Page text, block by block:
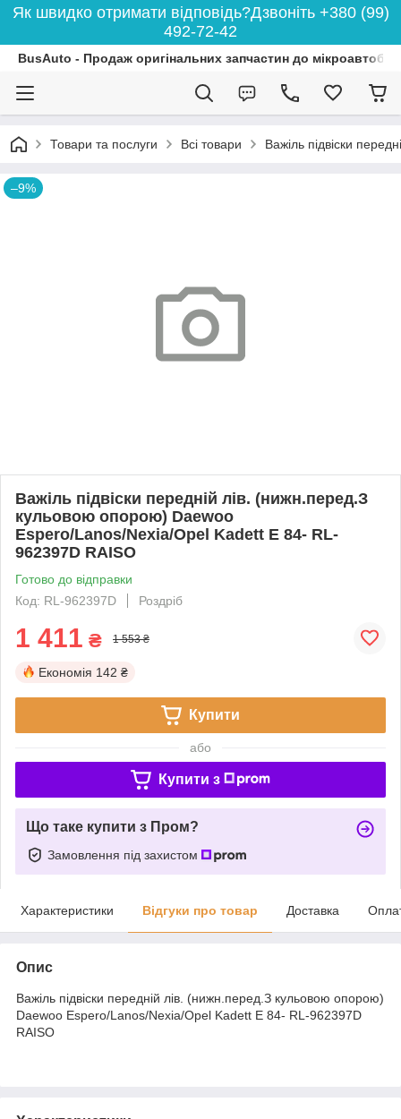
Як швидко отримати відповідь?Дзвоніть +380 (99)
492-72-42
BusAuto - Продаж оригінальних запчастин до
Товари та послуги Всі товари Важіль підвіски
–9%
Важіль підвіски передній лів. (нижн.перед.З
кульовою опорою) Daewoo
Espero/Lanos/Nexia/Opel Kadett Е 84- RL-
962397D RAISO
Готово до відправки
Код: RL-962397D
Роздріб
1 411 ₴ 1 553 ₴
Економія 142 ₴
Купити
або
Купити з
Що таке купити з Пром?
Замовлення під захистом
Характеристики Відгуки про товар Доставка
Опис
Важіль підвіски передній лів. (нижн.перед.З кульовою опорою)
Daewoo Espero/Lanos/Nexia/Opel Kadett Е 84- RL-962397D
RAISO